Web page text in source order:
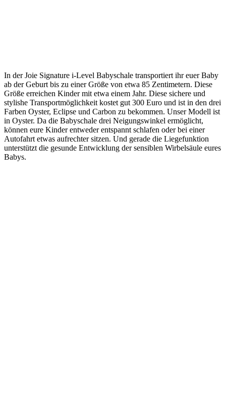
In der Joie Signature i-Level Babyschale transportiert ihr euer Baby
ab der Geburt bis zu einer Größe von etwa 85 Zentimetern. Diese
Größe erreichen Kinder mit etwa einem Jahr. Diese sichere und
stylishe Transportmöglichkeit kostet gut 300 Euro und ist in den drei
Farben Oyster, Eclipse und Carbon zu bekommen. Unser Modell ist
in Oyster. Da die Babyschale drei Neigungswinkel ermöglicht,
können eure Kinder entweder entspannt schlafen oder bei einer
Autofahrt etwas aufrechter sitzen. Und gerade die Liegefunktion
unterstützt die gesunde Entwicklung der sensiblen Wirbelsäule eures
Babys.